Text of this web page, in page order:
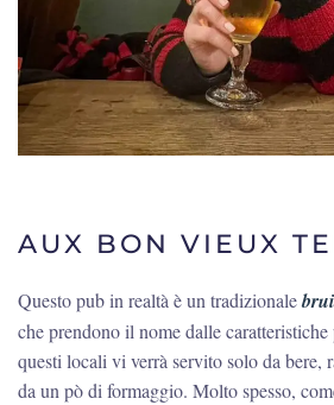
AUX BON VIEUX
Questo pub in realtà è un tradizionale
che prendono il nome dalle
questi locali vi verrà servito solo da bere,
da un pò di formaggio. Molto spesso,